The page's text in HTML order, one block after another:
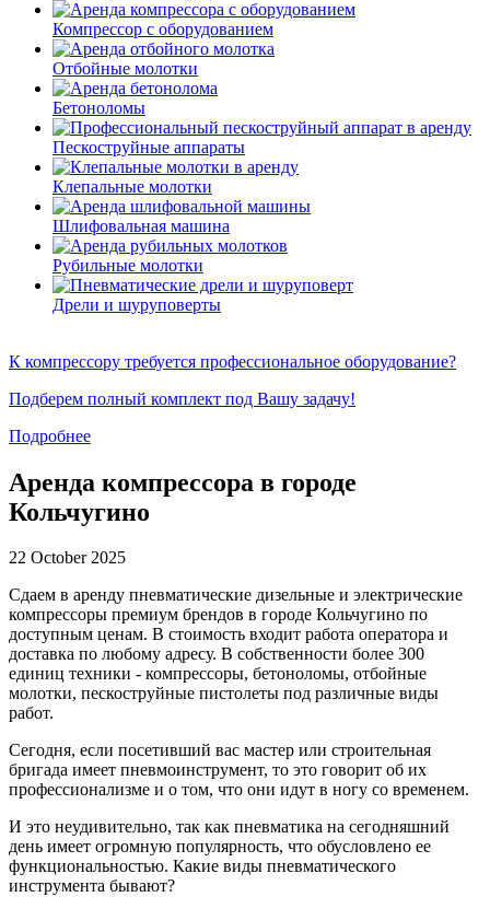
Компрессор с оборудованием
Отбойные молотки
Бетоноломы
Пескоструйные аппараты
Клепальные молотки
Шлифовальная машина
Рубильные молотки
Дрели и шуруповерты
К компрессору требуется профессиональное оборудование?
Подберем полный комплект под Вашу задачу!
Подробнее
Аренда компрессора в городе
Кольчугино
22 October 2025
Сдаем в аренду пневматические дизельные и электрические
компрессоры премиум брендов в городе Кольчугино по
доступным ценам. В стоимость входит работа оператора и
доставка по любому адресу. В собственности более 300
единиц техники - компрессоры, бетоноломы, отбойные
молотки, пескоструйные пистолеты под различные виды
работ.
Сегодня, если посетивший вас мастер или строительная
бригада имеет пневмоинструмент, то это говорит об их
профессионализме и о том, что они идут в ногу со временем.
И это неудивительно, так как пневматика на сегодняшний
день имеет огромную популярность, что обусловлено ее
функциональностью. Какие виды пневматического
инструмента бывают?